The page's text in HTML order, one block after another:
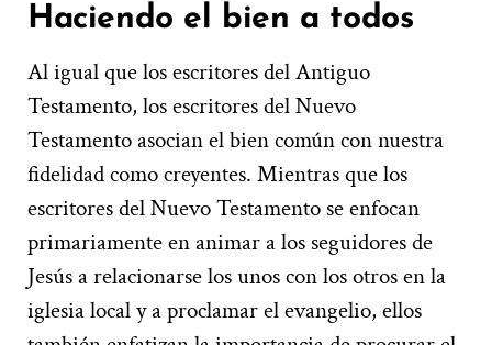
Haciendo el bien a todos
Al igual que los escritores del Antiguo
Testamento, los escritores del Nuevo
Testamento asocian el bien común con nuestra
fidelidad como creyentes. Mientras que los
escritores del Nuevo Testamento se enfocan
primariamente en animar a los seguidores de
Jesús a relacionarse los unos con los otros en la
iglesia local y a proclamar el evangelio, ellos